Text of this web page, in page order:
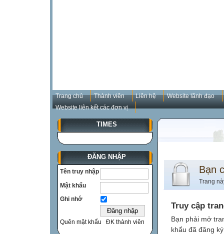
Trang chủ Thành viên Liên hệ
Website lãnh đạo
Website liên kết các đơn vị
TIMES
ĐĂNG NHẬP
Tên truy nhập
Mật khẩu
Ghi nhớ
Quên mật khẩu ĐK thành viên
Bạn
Trang
Truy cập
Bạn phải mở
khẩu đã đăng